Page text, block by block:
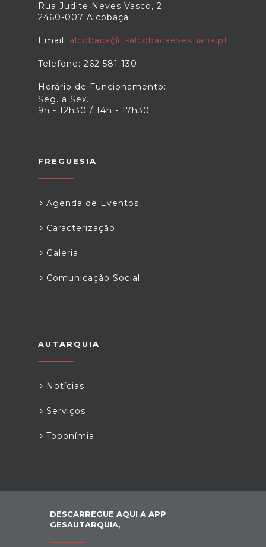
Rua Judite Neves Vasco, 2
2460-007 Alcobaça
Email: alcobaca@jf-alcobacaevestiaria.pt
Telefone: 262 581 130
Horário de Funcionamento:
Seg. a Sex.:
9h - 12h30 / 14h - 17h30
FREGUESIA
Agenda de Eventos
Caracterização
Galeria
Comunicação Social
AUTARQUIA
Notícias
Serviços
Toponímia
DESCARREGUE AQUI A APP
GESAUTARQUIA,